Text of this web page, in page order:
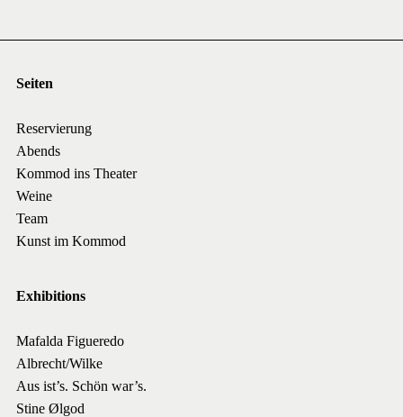
Seiten
Reservierung
Abends
Kommod ins Theater
Weine
Team
Kunst im Kommod
Exhibitions
Mafalda Figueredo
Albrecht/Wilke
Aus ist’s. Schön war’s.
Stine Ølgod